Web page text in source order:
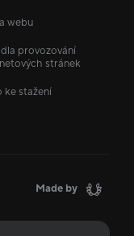
webu
provozování
stránek
ke stažení
Made by